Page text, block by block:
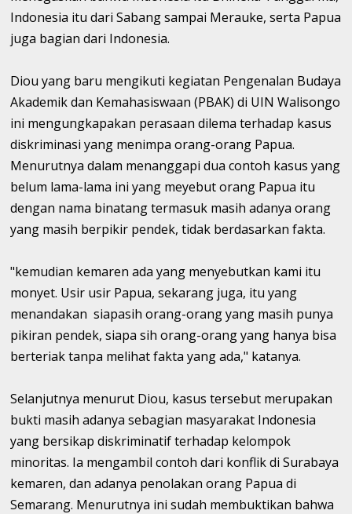
Indonesia itu dari Sabang sampai Merauke, serta Papua
juga bagian dari Indonesia.
Diou yang baru mengikuti kegiatan Pengenalan Budaya
Akademik dan Kemahasiswaan (PBAK) di UIN Walisongo
ini mengungkapakan perasaan dilema terhadap kasus
diskriminasi yang menimpa orang-orang Papua.
Menurutnya dalam menanggapi dua contoh kasus yang
belum lama-lama ini yang meyebut orang Papua itu
dengan nama binatang termasuk masih adanya orang
yang masih berpikir pendek, tidak berdasarkan fakta.
"kemudian kemaren ada yang menyebutkan kami itu
monyet. Usir usir Papua, sekarang juga, itu yang
menandakan siapasih orang-orang yang masih punya
pikiran pendek, siapa sih orang-orang yang hanya bisa
berteriak tanpa melihat fakta yang ada," katanya.
Selanjutnya menurut Diou, kasus tersebut merupakan
bukti masih adanya sebagian masyarakat Indonesia
yang bersikap diskriminatif terhadap kelompok
minoritas. Ia mengambil contoh dari konflik di Surabaya
kemaren, dan adanya penolakan orang Papua di
Semarang. Menurutnya ini sudah membuktikan bahwa